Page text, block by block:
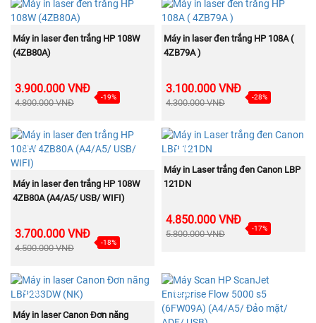
MUA NGAY
Máy in laser đen trắng HP 108W
(4ZB80A)
3.900.000 VNĐ
4.800.000 VNĐ
-19%
MUA NGAY
Máy in laser đen trắng HP 108A (
4ZB79A )
3.100.000 VNĐ
4.300.000 VNĐ
-28%
NEW
MUA NGAY
Máy in laser đen trắng HP 108W
4ZB80A (A4/A5/ USB/ WIFI)
3.700.000 VNĐ
4.500.000 VNĐ
-18%
NEW
MUA NGAY
Máy in Laser trắng đen Canon LBP
121DN
4.850.000 VNĐ
5.800.000 VNĐ
-17%
NEW
MUA NGAY
Máy in laser Canon Đơn năng
NEW